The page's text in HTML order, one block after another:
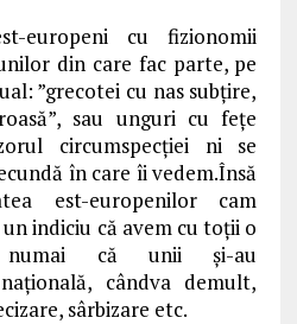
europeni cu fizionomii
din care fac parte, pe
”grecotei cu nas subțire,
sau unguri cu fețe
circumspecției ni se
în care îi vedem.Însă
est-europenilor cam
indiciu că avem cu toții o
numai că unii și-au
cândva demult,
sârbizare etc.